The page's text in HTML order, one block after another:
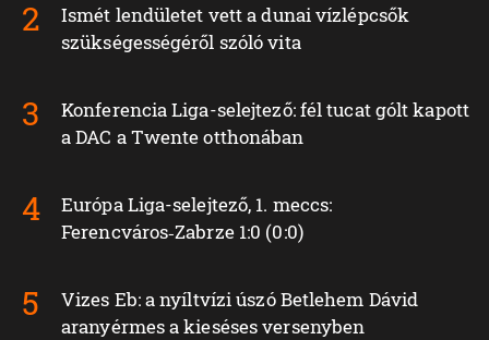
Ismét lendületet vett a dunai vízlépcsők
szükségességéről szóló vita
Konferencia Liga-selejtező: fél tucat gólt kapott
a DAC a Twente otthonában
Európa Liga-selejtező, 1. meccs:
Ferencváros‑Zabrze 1:0 (0:0)
Vizes Eb: a nyíltvízi úszó Betlehem Dávid
aranyérmes a kieséses versenyben